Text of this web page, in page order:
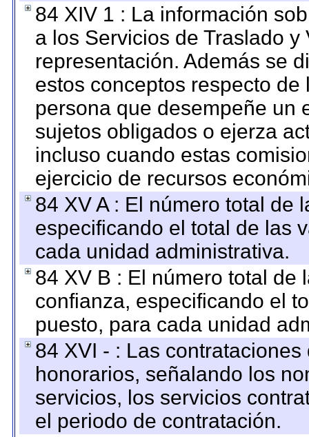
84 XIV 1 : La información
a los Servicios de Traslado
representación. Además se
estos conceptos respecto
persona que desempeñe un
sujetos obligados o ejerza
incluso cuando estas
ejercicio de recursos
84 XV A : El número total de
especificando el total de las
cada unidad administrativa.
84 XV B : El número total de
confianza, especificando el
puesto, para cada unidad
84 XVI - : Las
honorarios, señalando los
servicios, los servicios
el periodo de contratación.